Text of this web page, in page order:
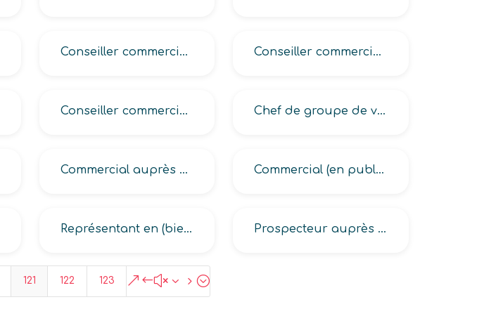
Conseiller commercial en (salles de bains auprès des particuliers, stores auprès des particuliers) Conseiller commercial en (portes-fermetures auprès des particuliers, produits cosmétiques, ravalement de façades)
Conseiller commercial auprès des particuliers Chef de groupe de vendeurs à domicile
Commercial auprès des particuliers Commercial (en publicité auprès des entreprises, en régie locale petites annonces)
Représentant en (biens intermédiaires et matières premières auprès des entreprises, services auprès des entreprises) Prospecteur auprès d’agences de voyages
121 122 123 &#x35;